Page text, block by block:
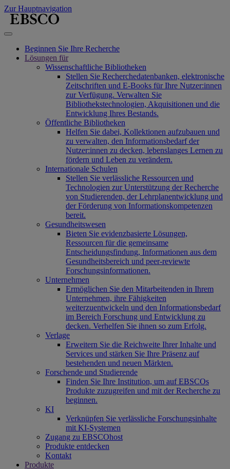
Zur Hauptnavigation
Beginnen Sie Ihre Recherche
Lösungen für
Wissenschaftliche Bibliotheken
Stellen Sie Recherchedatenbanken, elektronische
Zeitschriften und E-Books für Ihre Nutzer:innen
zur Verfügung. Verwalten Sie
Bibliothekstechnologien, Akquisitionen und die
Entwicklung Ihres Bestands.
Öffentliche Bibliotheken
Helfen Sie dabei, Kollektionen aufzubauen und
zu verwalten, den Informationsbedarf der
Nutzer:innen zu decken, lebenslanges Lernen zu
fördern und Leben zu verändern.
Internationale Schulen
Stellen Sie verlässliche Ressourcen und
Technologien zur Unterstützung der Recherche
von Studierenden, der Lehrplanentwicklung und
der Förderung von Informationskompetenzen
bereit.
Gesundheitswesen
Bieten Sie evidenzbasierte Lösungen,
Ressourcen für die gemeinsame
Entscheidungsfindung, Informationen aus dem
Gesundheitsbereich und peer-reviewte
Forschungsinformationen.
Unternehmen
Ermöglichen Sie den Mitarbeitenden in Ihrem
Unternehmen, ihre Fähigkeiten
weiterzuentwickeln und den Informationsbedarf
im Bereich Forschung und Entwicklung zu
decken. Verhelfen Sie ihnen so zum Erfolg.
Verlage
Erweitern Sie die Reichweite Ihrer Inhalte und
Services und stärken Sie Ihre Präsenz auf
bestehenden und neuen Märkten.
Forschende und Studierende
Finden Sie Ihre Institution, um auf EBSCOs
Produkte zuzugreifen und mit der Recherche zu
beginnen.
KI
Verknüpfen Sie verlässliche Forschungsinhalte
mit KI-Systemen
Zugang zu EBSCOhost
Produkte entdecken
Kontakt
Produkte